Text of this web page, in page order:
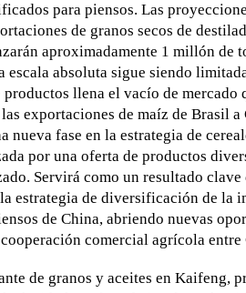
para piensos. Las
de granos secos de
aproximadamente 1 millón de
escala absoluta sigue siendo
productos llena el vacío de mercado
exportaciones de maíz de Brasil a
nueva fase en la estrategia de
por una oferta de productos
Servirá como un resultado clave
estrategia de diversificación de la
de China, abriendo nuevas
comercial agrícola
de granos y aceites en Kaifeng,